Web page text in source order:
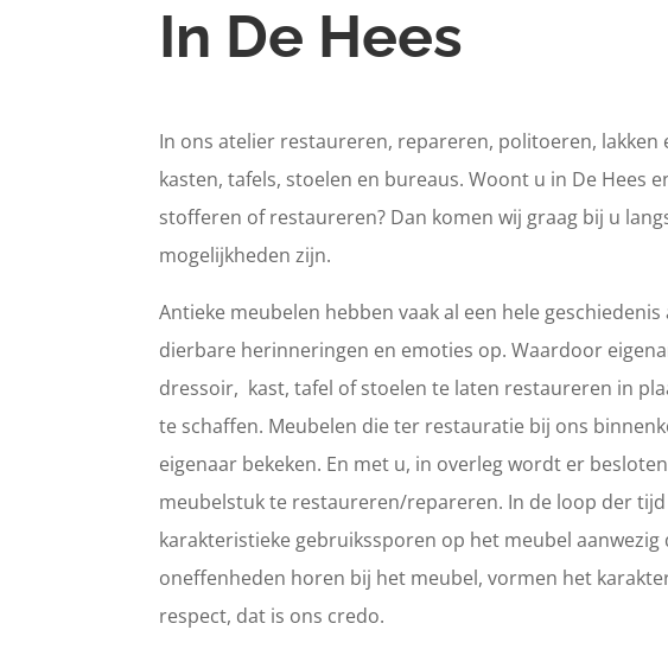
In De Hees
In ons atelier restaureren, repareren, politoeren,
kasten, tafels, stoelen en bureaus. Woont u in De Hees
stofferen of restaureren? Dan komen wij graag bij u
mogelijkheden zijn.
Antieke meubelen hebben vaak al een hele
dierbare herinneringen en emoties op. Waardoor
dressoir, kast, tafel of stoelen te laten restaureren in
te schaffen. Meubelen die ter restauratie bij ons
eigenaar bekeken. En met u, in overleg wordt er
meubelstuk te restaureren/repareren. In de loop der
karakteristieke gebruikssporen op het meubel
oneffenheden horen bij het meubel, vormen het
respect, dat is ons credo.